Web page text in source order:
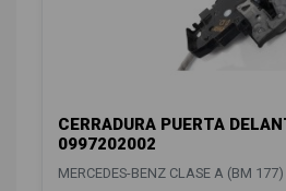
CERRADURA PUERTA
0997202002
MERCEDES-BENZ CLASE A (BM